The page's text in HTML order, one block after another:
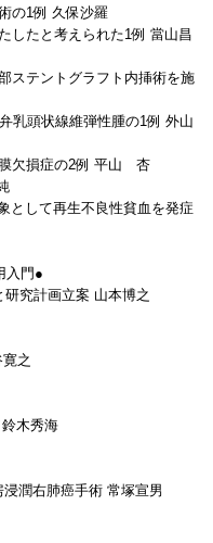
の1例 久保沙羅
したと考えられた1例 當山昌
ステントグラフト内挿術を施
乳頭状線維弾性腫の1例 外山
欠損症の2例 平山 杏
として再生不良性貧血を発症
入門●
究計画立案 山本博之
之
木秀海
潤右肺癌手術 常塚宣男